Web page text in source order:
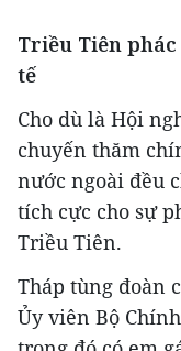
Triều Tiên
tế
Cho dù là Hội
chuyến thăm
nước ngoài đều
tích cực cho sự
Triều Tiên.
Tháp tùng đoàn
Ủy viên Bộ